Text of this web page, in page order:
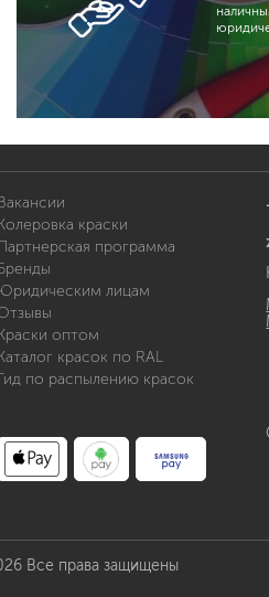
краски
программа
лицам
оптом
красок по RAL
по распылению красок
Все права защищены